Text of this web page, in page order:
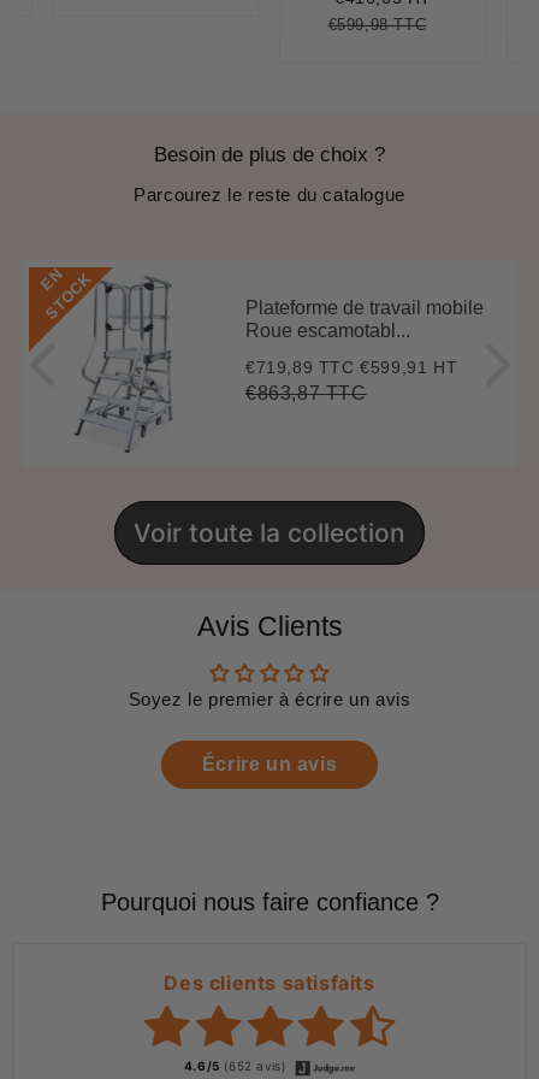
Prix
€599,98 TTC€599,98
Besoin de plus de choix ?
Parcourez le reste du catalogue
E
N
S
T
O
C
K
Plateforme de travail mobile
Roue escamotabl...
Prix
réduit
€719,89 TTC€719,89
€599,91 HT
Prix
€863,87 TTC€863,87
Voir toute la collection
Avis Clients
Soyez le premier à écrire un avis
Écrire un avis
Pourquoi nous faire confiance ?
Des clients satisfaits
4.6/5 (652 avis)